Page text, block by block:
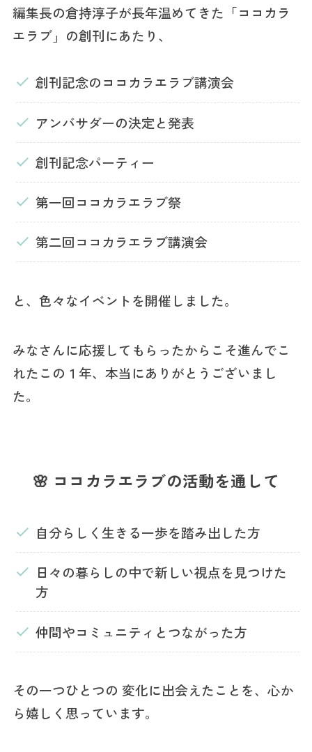
編集長の倉持淳子が長年温めてきた「ココカラ
エラブ」の創刊にあたり、
創刊記念のココカラエラブ講演会
アンバサダーの決定と発表
創刊記念パーティー
第一回ココカラエラブ祭
第二回ココカラエラブ講演会
と、色々なイベントを開催しました。
みなさんに応援してもらったからこそ進んでこ
れたこの１年、本当にありがとうございまし
た。
🌸 ココカラエラブの活動を通して
自分らしく生きる一歩を踏み出した方
日々の暮らしの中で新しい視点を見つけた
方
仲間やコミュニティとつながった方
その一つひとつの 変化に出会えたことを、心か
ら嬉しく思っています。